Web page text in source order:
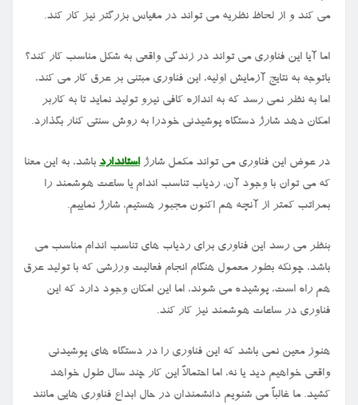
می کند و از لحاظ نظریه می تواند در مقیاس بزرگتر نیز کار کند.
اما آیا این فناوری می تواند در زندگی واقعی به شکل مناسب کار کند؟
باتوجه به نتایج آزمایش اولیه، این فناوری مبتنی بر عرق کار می کند،
اما به نظر نمی رسد که به اندازه کافی نیرو تولید نماید تا به کاربر
امکان دهد شارژ دستگاه پوشیدنی خودرا به روش سنتی کنار بگذارد.
در عوض این فناوری می تواند مکمل شارژاستاندارد باشد، به این معنا
که می توان با وجود آن، ردیاب تناسب اندام یا ساعت هوشمند را
بمراتب کمتر از آنچه هم اکنون مجبور هستیم، شارژ نماییم.
بنظر می رسد این فناوری برای ردیاب های تناسب اندام مناسب می
باشد، چونکه بطور معمول هنگام انجام فعالیت ورزشی که با تولید عرق
هم راه است، پوشیده می شوند، اما این امکان وجود دارد که این
فناوری در ساعات هوشمند نیز کار کند.
هنوز معین نمی باشد که این فناوری را در دستگاه های پوشیدنی
واقعی خواهیم دید یا نه، اما احتمالاً این کار چند سال طول خواهد
کشید. ما غالباً می شنویم دانشمندان در حال ابداع فناوری هایی مانند